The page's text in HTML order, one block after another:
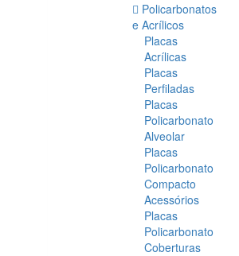
Policarbonatos
e Acrílicos
Placas
Acrílicas
Placas
Perfiladas
Placas
Policarbonato
Alveolar
Placas
Policarbonato
Compacto
Acessórios
Placas
Policarbonato
Coberturas